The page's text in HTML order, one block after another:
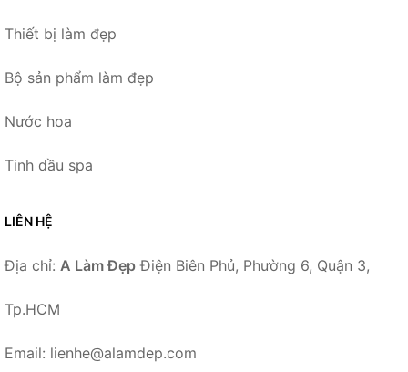
Thiết bị làm đẹp
Bộ sản phẩm làm đẹp
Nước hoa
Tinh dầu spa
LIÊN HỆ
Địa chỉ: A Làm Đẹp Điện Biên Phủ, Phường 6, Quận 3,
Tp.HCM
Email: lienhe@alamdep.com